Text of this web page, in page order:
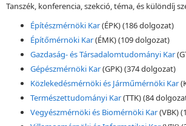
Tanszék, konferencia, szekció, téma, és különdíj
Építészmérnöki Kar(ÉPK)(186 dolgozat)
Építőmérnöki Kar(ÉMK)(109 dolgozat)
Gazdaság- és Társadalomtudományi Kar
Gépészmérnöki Kar(GPK)(374 dolgozat)
Közlekedésmérnöki és Járműmérnöki Kar
Természettudományi Kar(TTK)(84
Vegyészmérnöki és Biomérnöki Kar(VBK)